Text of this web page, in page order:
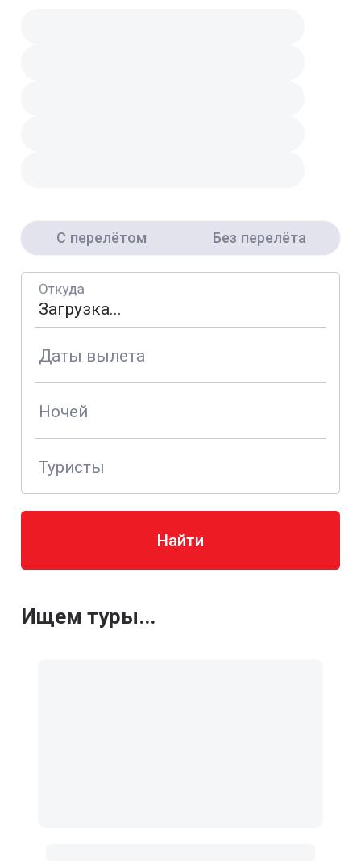
С перелётом Без перелёта
Откуда
Даты вылета
Ночей
Туристы
Найти
Ищем туры...